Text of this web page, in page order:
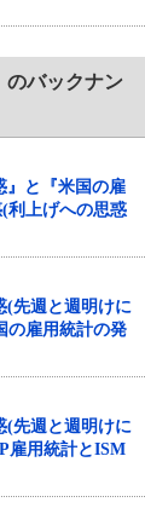
のバックナン
』と『米国の雇
利上げへの思惑
(先週と週明けに
の雇用統計の発
(先週と週明けに
雇用統計とISM